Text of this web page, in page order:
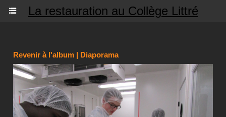
La restauration au Collège Littré
Revenir à l'album | Diaporama